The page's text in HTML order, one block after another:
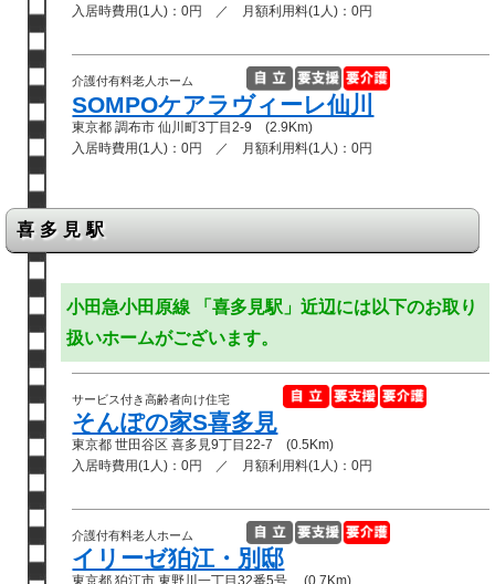
入居時費用(1人)：0円 ／ 月額利用料(1人)：0円
介護付有料老人ホーム
SOMPOケアラヴィーレ仙川
東京都 調布市 仙川町3丁目2-9 (2.9Km)
入居時費用(1人)：0円 ／ 月額利用料(1人)：0円
喜多見駅
小田急小田原線 「喜多見駅」近辺には以下のお取り
扱いホームがございます。
サービス付き高齢者向け住宅
そんぽの家S喜多見
東京都 世田谷区 喜多見9丁目22-7 (0.5Km)
入居時費用(1人)：0円 ／ 月額利用料(1人)：0円
介護付有料老人ホーム
イリーゼ狛江・別邸